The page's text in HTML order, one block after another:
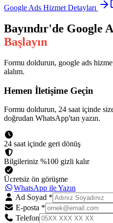
Google Ads Hizmet Detayları
Bayındır'de Google
Başlayın
Formu doldurun, google ads
alalım.
Hemen İletişime Geçin
Formu doldurun, 24 saat içinde
doğrudan WhatsApp'tan yazın.
24 saat içinde geri dönüş
Bilgileriniz %100 gizli kalır
Ücretsiz ön görüşme
WhatsApp ile Yazın
Ad Soyad *
E-posta *
Telefon